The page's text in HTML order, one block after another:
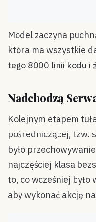
Model zaczyna
która ma wszystkie
tego 8000 linii kodu i
Nadchodzą
Kolejnym etapem
pośredniczącej, tzw.
było
najczęściej klasa
to, co wcześniej
aby wykonać akcję